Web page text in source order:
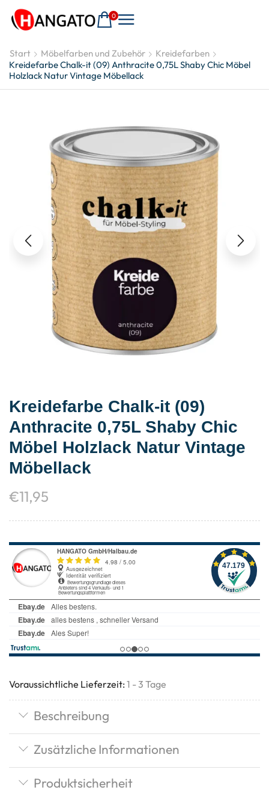
0
Start Möbelfarben und Zubehör
Kreidefarben
Kreidefarbe Chalk-it (09) Anthracite 0,75L Shaby Chic Möbel
Holzlack Natur Vintage Möbellack
Kreidefarbe Chalk-it (09)
Anthracite 0,75L Shaby Chic
Möbel Holzlack Natur Vintage
Möbellack
€11,95
Voraussichtliche Lieferzeit: 1 - 3 Tage
Beschreibung
Zusätzliche Informationen
Produktsicherheit